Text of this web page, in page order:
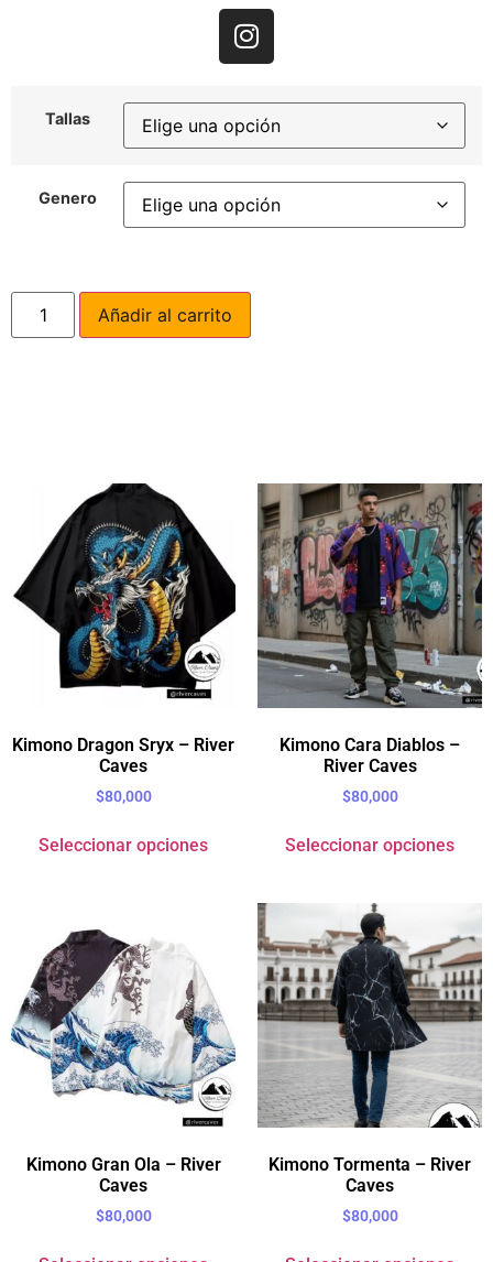
Tallas
Genero
Añadir al carrito
Kimono Dragon Sryx – River
Caves
$80,000
Seleccionar opciones
Kimono Cara Diablos –
River Caves
$80,000
Seleccionar opciones
Kimono Gran Ola – River
Caves
$80,000
Kimono Tormenta – River
Caves
$80,000